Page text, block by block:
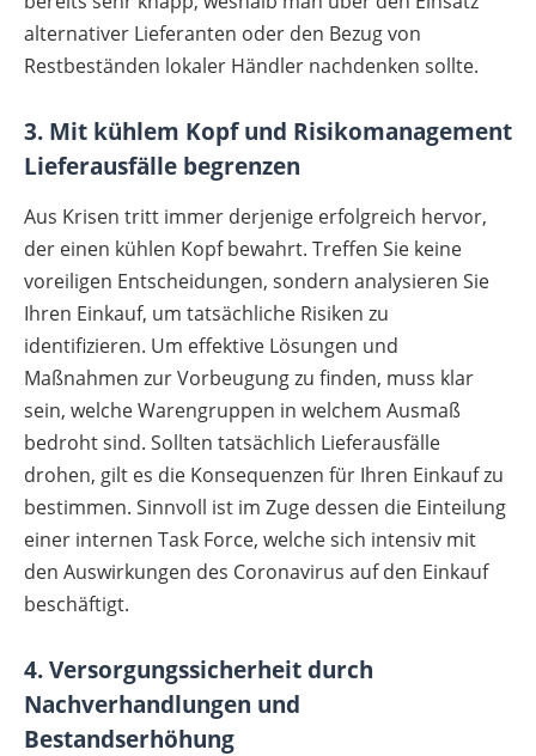
alternativer Lieferanten oder den Bezug von
Restbeständen lokaler Händler nachdenken sollte.
3. Mit kühlem Kopf und Risikomanagement
Lieferausfälle begrenzen
Aus Krisen tritt immer derjenige erfolgreich hervor,
der einen kühlen Kopf bewahrt. Treffen Sie keine
voreiligen Entscheidungen, sondern analysieren Sie
Ihren Einkauf, um tatsächliche Risiken zu
identifizieren. Um effektive Lösungen und
Maßnahmen zur Vorbeugung zu finden, muss klar
sein, welche Warengruppen in welchem Ausmaß
bedroht sind. Sollten tatsächlich Lieferausfälle
drohen, gilt es die Konsequenzen für Ihren Einkauf zu
bestimmen. Sinnvoll ist im Zuge dessen die Einteilung
einer internen Task Force, welche sich intensiv mit
den Auswirkungen des Coronavirus auf den Einkauf
beschäftigt.
4. Versorgungssicherheit durch
Nachverhandlungen und
Bestandserhöhung